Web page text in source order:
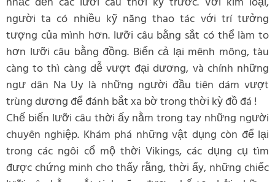
người ta có nhiều kỹ năng thao tác với trí tưởng
tượng của mình hơn. lưỡi câu bằng sắt có thể làm to
hơn lưỡi câu bằng đồng. Biển cả lại mênh mông, tàu
càng to thì càng dễ vượt đại dương, và chính những
ngư dân Na Uy là những người đầu tiên dám vượt
trùng dương để đánh bắt xa bờ trong thời kỳ đồ đá !
Chế biến lưỡi câu thời ấy nằm trong tay những người
chuyên nghiệp. Khám phá những vật dụng còn để lại
trong các ngôi cổ mộ thời Vikings, các dụng cụ tìm
được chứng minh cho thấy rằng, thời ấy, những chiếc